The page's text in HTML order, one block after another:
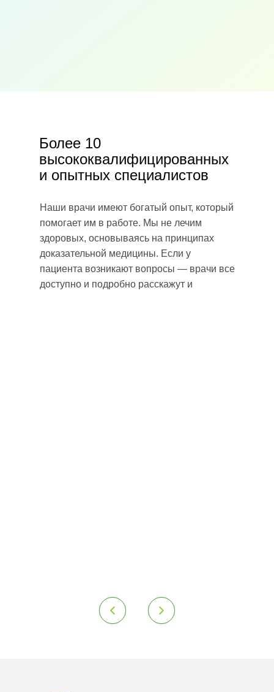
Более 10
высококвалифицированных
и опытных специалистов
Наши врачи имеют богатый опыт, который
помогает им в работе. Мы не лечим
здоровых, основываясь на принципах
доказательной медицины. Если у
пациента возникают вопросы — врачи все
доступно и подробно расскажут и